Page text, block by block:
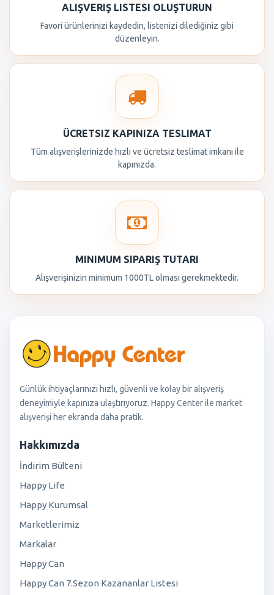
ALIŞVERIŞ LISTESI OLUŞTURUN
Favori ürünlerinizi kaydedin, listenizi dilediğiniz gibi
düzenleyin.
ÜCRETSIZ KAPINIZA TESLIMAT
Tüm alışverişlerinizde hızlı ve ücretsiz teslimat imkanı ile
kapınızda.
MINIMUM SIPARIŞ TUTARI
Alışverişinizin minimum 1000TL olması gerekmektedir.
Günlük ihtiyaçlarınızı hızlı, güvenli ve kolay bir alışveriş
deneyimiyle kapınıza ulaştırıyoruz. Happy Center ile market
alışverişi her ekranda daha pratik.
Hakkımızda
İndirim Bülteni
Happy Life
Happy Kurumsal
Marketlerimiz
Markalar
Happy Can
Happy Can 7.Sezon Kazananlar Listesi